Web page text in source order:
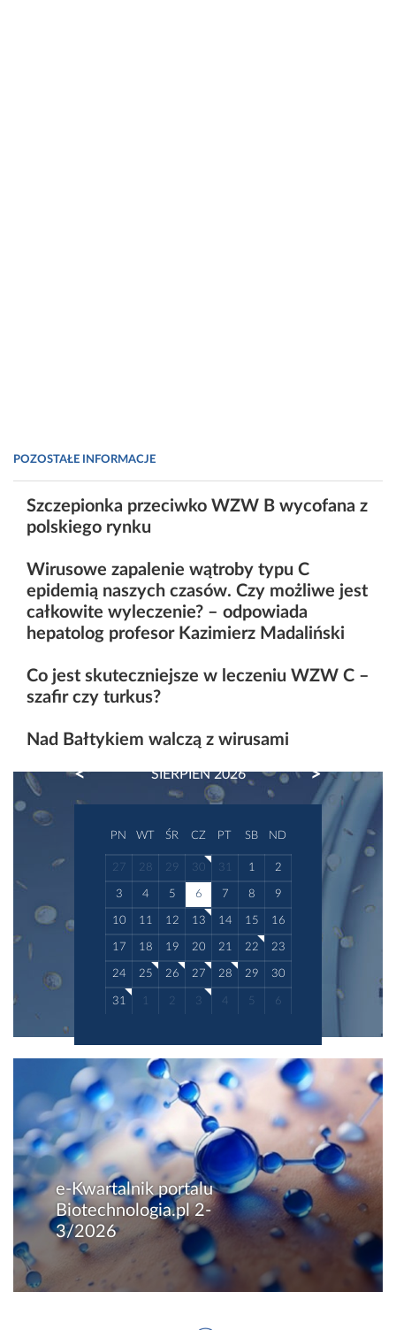
POZOSTAŁE INFORMACJE
Szczepionka przeciwko WZW B wycofana z
polskiego rynku
Wirusowe zapalenie wątroby typu C
epidemią naszych czasów. Czy możliwe jest
całkowite wyleczenie? – odpowiada
hepatolog profesor Kazimierz Madaliński
Co jest skuteczniejsze w leczeniu WZW C –
szafir czy turkus?
Nad Bałtykiem walczą z wirusami
SIERPIEŃ 2026
PREVIOUS NEXT
PN WT ŚR CZ PT SB ND
27 28 29 30 31 1 2
3 4 5 6 7 8 9
10 11 12 13 14 15 16
17 18 19 20 21 22 23
24 25 26 27 28 29 30
31 1 2 3 4 5 6
e-Kwartalnik portalu
Biotechnologia.pl 2-
3/2026